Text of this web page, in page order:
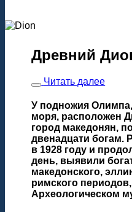
Древний
Читать далее
У подножия
моря, расположен
город македонян,
двенадцати богам.
в 1928 году и
день, выявили
македонского,
римского
Археологическом